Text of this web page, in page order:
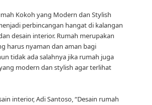
Kokoh yang Modern dan Stylish
perbincangan hangat di kalangan
desain interior. Rumah merupakan
harus nyaman dan aman bagi
tidak ada salahnya jika rumah juga
modern dan stylish agar terlihat
interior, Adi Santoso, “Desain rumah